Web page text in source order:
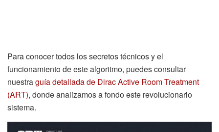
Para conocer todos los secretos técnicos y el
funcionamiento de este algoritmo, puedes consultar
nuestraguía detallada de Dirac Active Room Treatment
(ART), donde analizamos a fondo este revolucionario
sistema.